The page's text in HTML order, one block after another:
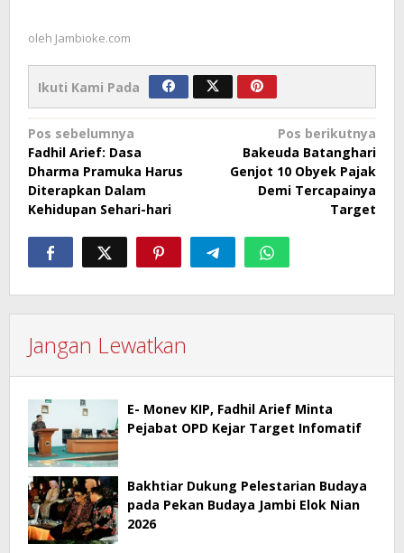
oleh Jambioke.com
Ikuti Kami Pada
Navigasi
pos
Pos sebelumnya
Fadhil Arief: Dasa
Dharma Pramuka Harus
Diterapkan Dalam
Kehidupan Sehari-hari
Pos berikutnya
Bakeuda Batanghari
Genjot 10 Obyek Pajak
Demi Tercapainya
Target
Jangan Lewatkan
E- Monev KIP, Fadhil Arief Minta
Pejabat OPD Kejar Target Infomatif
Bakhtiar Dukung Pelestarian Budaya
pada Pekan Budaya Jambi Elok Nian
2026